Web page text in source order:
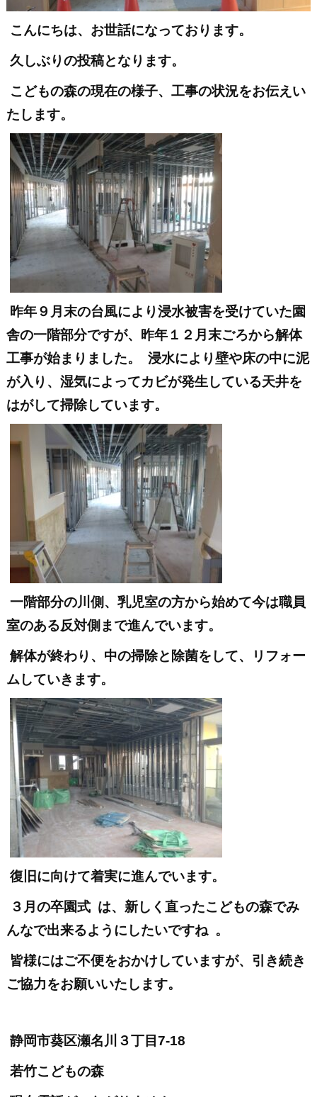
こんにちは、お世話になっております。
久しぶりの投稿となります。
こどもの森の現在の様子、工事の状況をお伝えい
たします。
昨年９月末の台風により浸水被害を受けていた園
舎の一階部分ですが、昨年１２月末ごろから解体
工事が始まりました。
浸水により壁や床の中に泥
が入り、湿気によってカビが発生している天井を
はがして掃除しています。
一階部分の川側、乳児室の方から始めて今は職員
室のある反対側まで進んでいます。
解体が終わり、中の掃除と除菌をして、リフォー
ムしていきます。
復旧に向けて着実に進んでいます。
３月の卒園式 は、新しく直ったこどもの森でみ
んなで出来るようにしたいですね 。
皆様にはご不便をおかけしていますが、引き続き
ご協力をお願いいたします。
静岡市葵区瀬名川３丁目7-18
若竹こどもの森